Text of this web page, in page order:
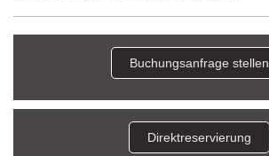
Buchungsanfrage stellen
Direktreservierung